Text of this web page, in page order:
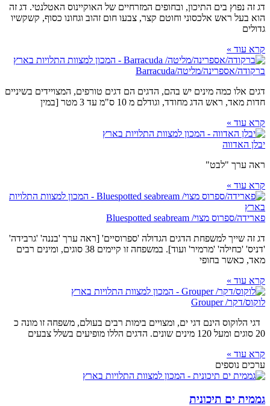
דג זה נפוץ בים התיכון, ובחופים המזרחיים של האוקיינוס האטלנטי. דג זה
הוא בעל ראש אלכסוני וחוטם קצר, צבעו חום זהוב וגחונו כסוף, קשקשיו
גדולים
קרא עוד »
ברקודה/אספרינה/מליטה/Barracuda
דגים אלו כמה מינים יש בהם, הדגים הם דגים טורפים, המצויידים בשיניים
חדות מאד, ראש הדג מחודד, וגודלם מ 10 ס"מ עד 3 מטר [במין
קרא עוד »
יבלן האדווה
ראה ערך "לבט"
קרא עוד »
פארידה/ספרוס מצוי/ Bluespotted seabream
דג זה שייך למשפחת הדגים הגדולה 'ספרוסיים' [ראה ערך 'בננה' 'גרבידה'
'דניס' 'כחילה' 'מרמיר' ועוד]. במשפחה זו קיימים 38 סוגים, ומינים רבים
מאד, כאשר בחופי
קרא עוד »
לוקוס/דקר/ Grouper
דגי הלוקוס הינם דגי ים, ומצויים בימות רבים בעולם, משפחה זו מונה כ
20 סוגים ומעל 120 מינים שונים. הדגים הללו מופיעים בשלל צבעים
קרא עוד »
ערכים נוספים
גממית ים תיכונית